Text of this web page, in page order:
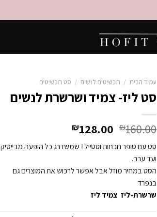
עמוד הבית / תכשיטים לנשים / סט תכשיטים
סט ליז- צמיד ושרשרת לנשים
₪160.00
₪128.00
סט עם סופר נוכחות וסטייל ! שמשדרג כל הופעה מבייסיק
ועד ערב.
הסט במחיר מוזל אבל אפשר לרכוש את המוצרים גם
בנפרד
שרשרת-ליז צמיד ליז